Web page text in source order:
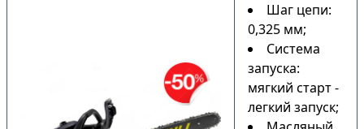
Шаг цепи:
0,325 мм;
Система
запуска:
мягкий старт -
легкий запуск;